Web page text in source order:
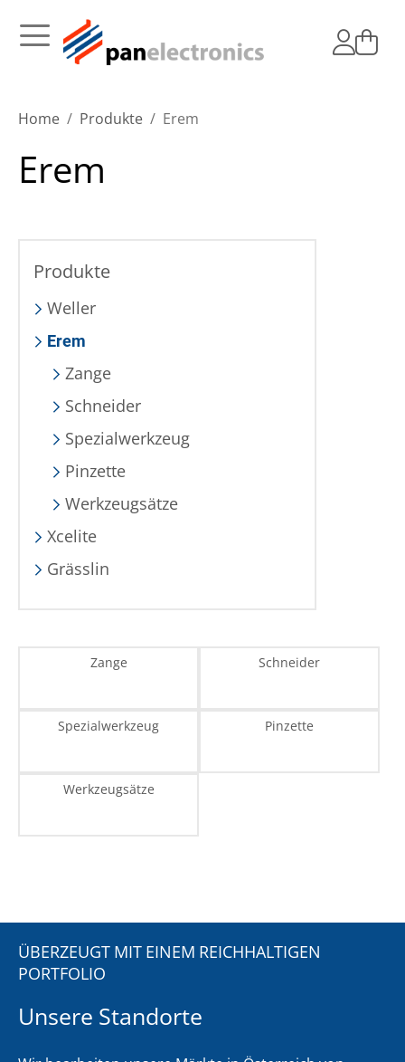
Home Produkte Erem
Erem
Zange Schneider
Spezialwerkzeug Pinzette
Werkzeugsätze
Produkte
Weller
Erem
Zange
Schneider
Spezialwerkzeug
Pinzette
Werkzeugsätze
Xcelite
Grässlin
ÜBERZEUGT MIT EINEM REICHHALTIGEN
PORTFOLIO
Unsere Standorte